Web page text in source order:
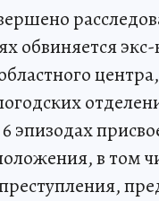
обвиняется
эпизодах
в том